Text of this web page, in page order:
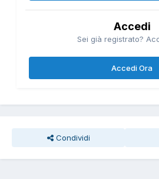
Accedi
Sei già registrato?
Accedi Ora
Condividi